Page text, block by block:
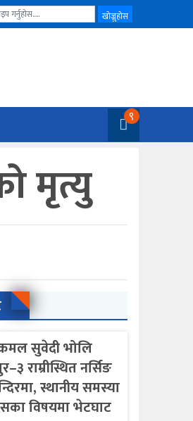
९
मृत्यु
सुवेदी भोलि
राम्रीस्थित नर्सिङ
स्थानीय समस्या
विषयमा भेटघाट